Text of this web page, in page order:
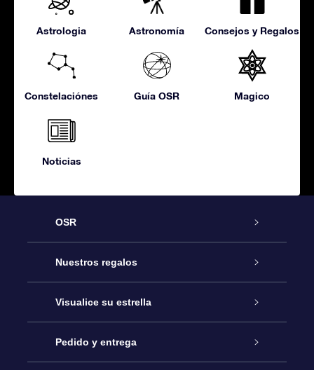
Astrologia Astronomía Consejos y Regalos
Constelaciónes Guía OSR Magico
Noticias
OSR
Atención
Contáctanos
Blog
Nuestros regalos
Regalo Estrella Online
Paquete de Regalo OSR
Visualice su estrella
Registro estelar
Pedido y entrega